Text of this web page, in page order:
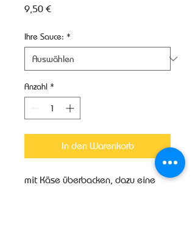
9,50 €Preis
Ihre Sauce: *
Anzahl *
In den Warenkorb
mit Käse überbacken, dazu eine